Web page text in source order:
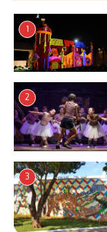
1
2
3